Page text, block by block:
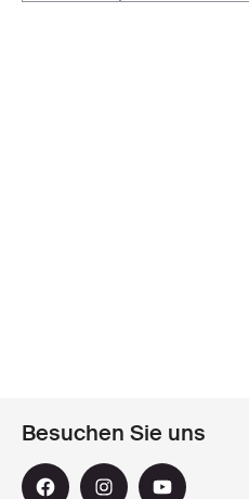
Besuchen Sie uns